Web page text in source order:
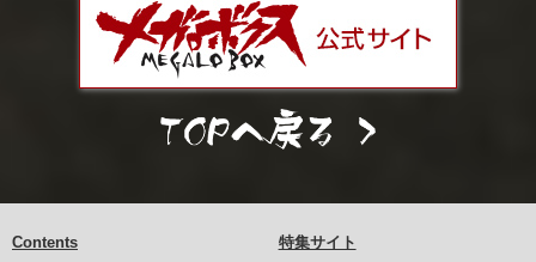
Contents
特集サイト